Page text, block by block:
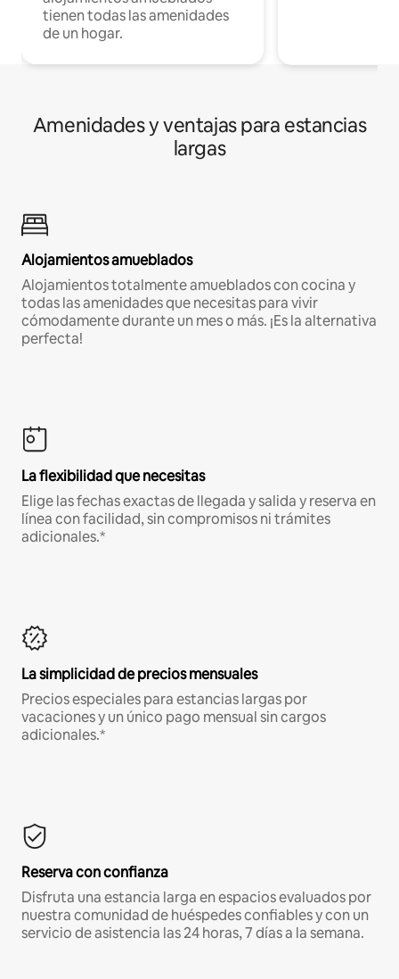
tienen todas las amenidades
de un hogar.
Amenidades y ventajas para estancias
largas
Alojamientos amueblados
Alojamientos totalmente amueblados con cocina y
todas las amenidades que necesitas para vivir
cómodamente durante un mes o más. ¡Es la alternativa
perfecta!
La flexibilidad que necesitas
Elige las fechas exactas de llegada y salida y reserva en
línea con facilidad, sin compromisos ni trámites
adicionales.*
La simplicidad de precios mensuales
Precios especiales para estancias largas por
vacaciones y un único pago mensual sin cargos
adicionales.*
Reserva con confianza
Disfruta una estancia larga en espacios evaluados por
nuestra comunidad de huéspedes confiables y con un
servicio de asistencia las 24 horas, 7 días a la semana.